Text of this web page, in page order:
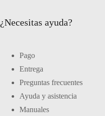
¿Necesitas ayuda?
Pago
Entrega
Preguntas frecuentes
Ayuda y asistencia
Manuales